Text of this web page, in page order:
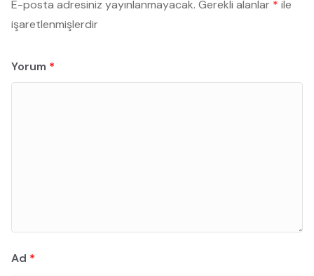
E-posta adresiniz yayınlanmayacak. Gerekli alanlar * ile
işaretlenmişlerdir
Yorum *
Ad *